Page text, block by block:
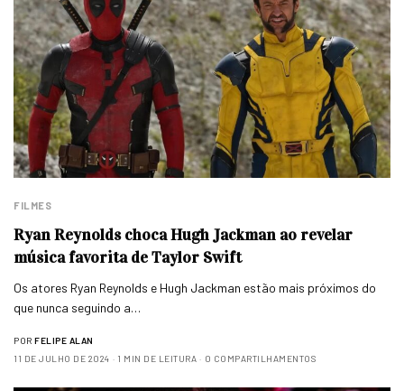
FILMES
Ryan Reynolds choca Hugh Jackman ao revelar
música favorita de Taylor Swift
Os atores Ryan Reynolds e Hugh Jackman estão mais próximos do
que nunca seguindo a…
POR FELIPE ALAN
11 DE JULHO DE 2024
1 MIN DE LEITURA 0 COMPARTILHAMENTOS